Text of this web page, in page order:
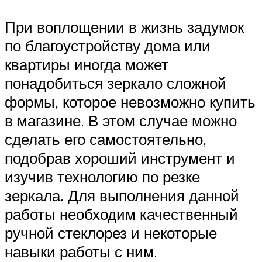
При воплощении в жизнь задумок
по благоустройству дома или
квартиры иногда может
понадобиться зеркало сложной
формы, которое невозможно купить
в магазине. В этом случае можно
сделать его самостоятельно,
подобрав хороший инструмент и
изучив технологию по резке
зеркала. Для выполнения данной
работы необходим качественный
ручной стеклорез и некоторые
навыки работы с ним.